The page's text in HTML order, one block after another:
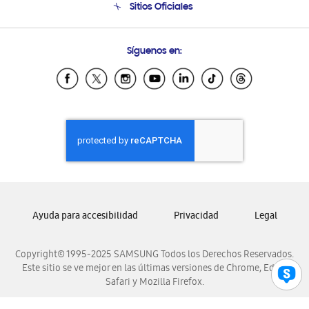
Soporte vía eMail
Sitios Oficiales
Samsung Ecuador
Samsung El Salvador
Samsung Honduras
Samsung Nicaragua
Samsung Panamá
Samsung Venezuela
Síguenos en:
Copyright© 1995-2025 SAMSUNG Todos los Derechos Reservados.
Este sitio se ve mejor en las últimas versiones de Chrome, Edge,
Safari y Mozilla Firefox.
Ayuda para accesibilidad Privacidad Legal